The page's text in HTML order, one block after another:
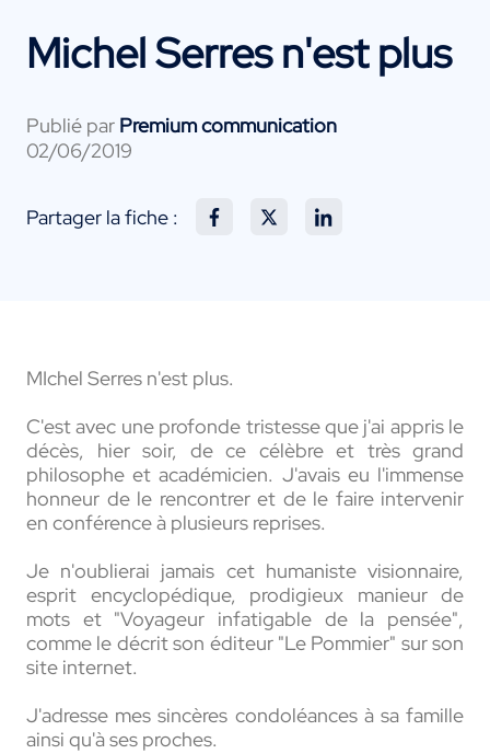
Michel Serres n'est plus
Publié par Premium communication
02/06/2019
Partager la fiche :
MIchel Serres n'est plus.
C'est avec une profonde tristesse que j'ai appris le
décès, hier soir, de ce célèbre et très grand
philosophe et académicien. J'avais eu l'immense
honneur de le rencontrer et de le faire intervenir
en conférenceà plusieurs reprises.
Je n'oublierai jamais cet humaniste visionnaire,
esprit encyclopédique, prodigieux manieur de
mots et "Voyageur infatigable de la pensée",
comme le décrit son éditeur "Le Pommier" sur son
site internet.
J'adresse mes sincères condoléances à sa famille
ainsi qu'à ses proches.